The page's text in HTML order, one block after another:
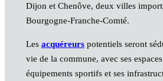
Dijon et Chenôve, deux villes
Bourgogne-Franche-Comté.
Les acquéreurspotentiels seront
vie de la commune, avec ses
équipements sportifs et ses